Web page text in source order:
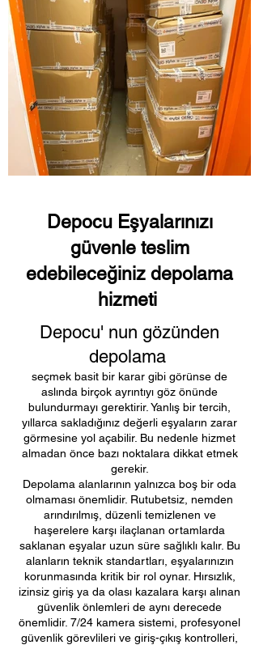
Depocu Eşyalarınızı
güvenle teslim
edebileceğiniz depolama
hizmeti
Depocu' nun gözünden
depolama
seçmek basit bir karar gibi görünse de
aslında birçok ayrıntıyı göz önünde
bulundurmayı gerektirir. Yanlış bir tercih,
yıllarca sakladığınız değerli eşyaların zarar
görmesine yol açabilir. Bu nedenle hizmet
almadan önce bazı noktalara dikkat etmek
gerekir.
Depolama alanlarının yalnızca boş bir oda
olmaması önemlidir. Rutubetsiz, nemden
arındırılmış, düzenli temizlenen ve
haşerelere karşı ilaçlanan ortamlarda
saklanan eşyalar uzun süre sağlıklı kalır. Bu
alanların teknik standartları, eşyalarınızın
korunmasında kritik bir rol oynar. Hırsızlık,
izinsiz giriş ya da olası kazalara karşı alınan
güvenlik önlemleri de aynı derecede
önemlidir. 7/24 kamera sistemi, profesyonel
güvenlik görevlileri ve giriş-çıkış kontrolleri,